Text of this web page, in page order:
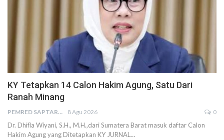
KY Tetapkan 14 Calon Hakim Agung, Satu Dari
Ranah Minang
PEMRED SAPTARIUS 8 Agu 2026 0
Dr. Dhifla Wiyani, S.H., M.H.,dari Sumatera Barat masuk daftar Calon
Hakim Agung yang Ditetapkan KY JURNAL…